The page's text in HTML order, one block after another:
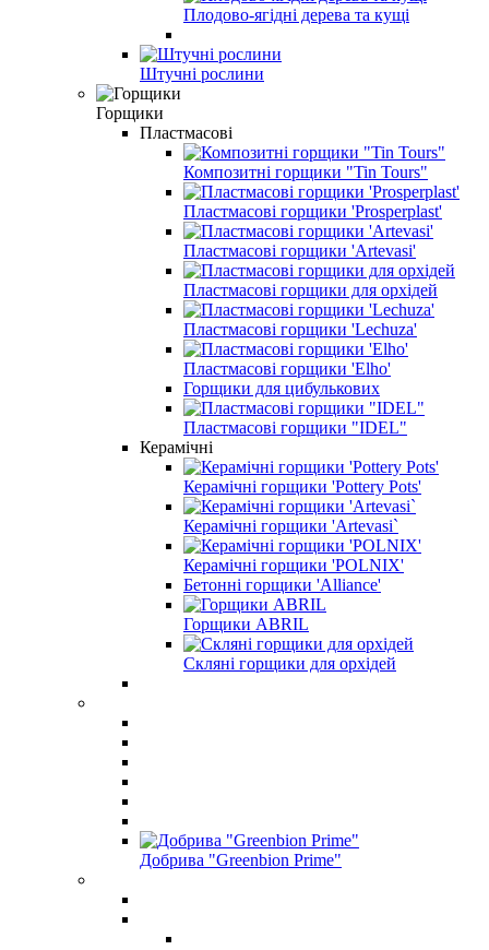
Плодово-ягідні дерева та кущі
Штучні рослини
Горщики
Пластмасові
Композитні горщики "Tin Tours"
Пластмасові горщики 'Prosperplast'
Пластмасові горщики 'Artevasi'
Пластмасові горщики для орхідей
Пластмасові горщики 'Lechuza'
Пластмасові горщики 'Elho'
Горщики для цибулькових
Пластмасові горщики "IDEL"
Керамічні
Керамічні горщики 'Pottery Pots'
Керамічні горщики 'Artevasi`
Керамічні горщики 'POLNIX'
Бетонні горщики 'Alliance'
Горщики ABRIL
Скляні горщики для орхідей
Добрива "Greenbion Prime"